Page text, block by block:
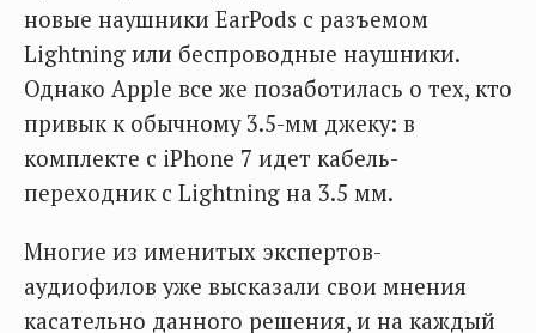
новые наушники EarPods с разъемом
Lightning или беспроводные наушники.
Однако Apple все же позаботилась о тех, кто
привык к обычному 3.5-мм джеку: в
комплекте с iPhone 7 идет кабель-
переходник с Lightning на 3.5 мм.
Многие из именитых экспертов-
аудиофилов уже высказали свои мнения
касательно данного решения, и на каждый